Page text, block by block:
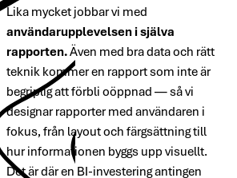
Lika mycket jobbar vi med
användarupplevelsen i själva
rapporten.Även med bra data och rätt
teknik kommer en rapport som inte är
begriplig att förbli oöppnad — så vi
designar rapporter med användaren i
fokus, från layout och färgsättning till
hur informationen byggs upp visuellt.
Det är där en BI-investering antingen